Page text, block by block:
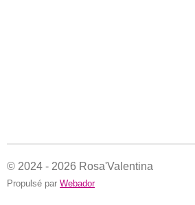
© 2024 - 2026 Rosa'Valentina
Propulsé par Webador